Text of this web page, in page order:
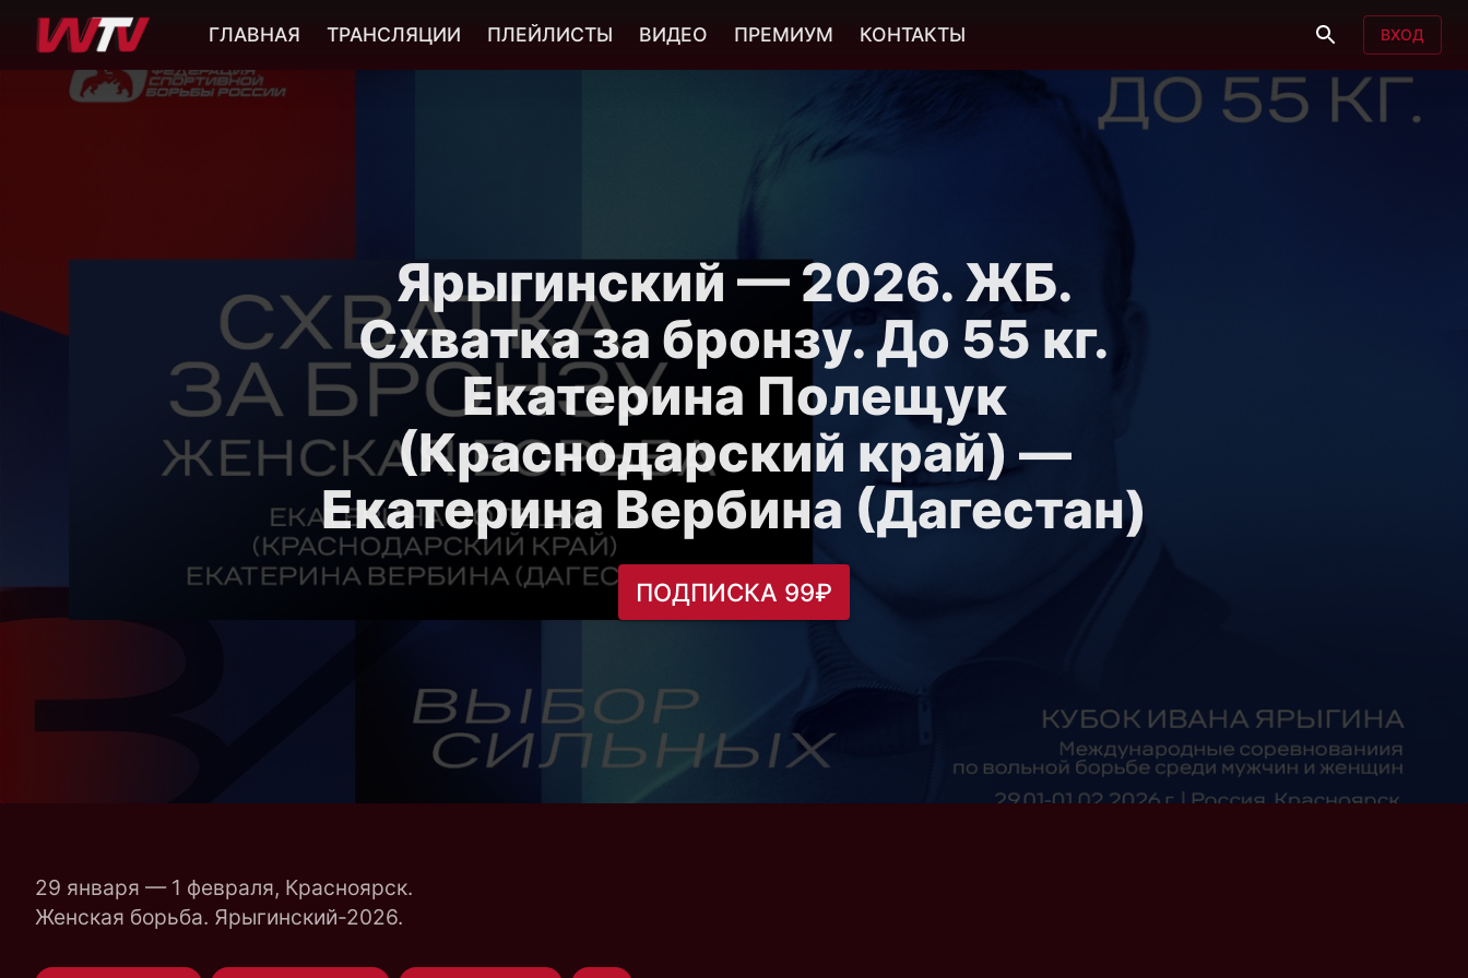
Ярыгинский — 2026. ЖБ.
Схватка за бронзу. До 55 кг.
Екатерина Полещук
(Краснодарский край) —
Екатерина Вербина (Дагестан)
ПОДПИСКА 99₽
29 января — 1 февраля, Красноярск.
Женская борьба. Ярыгинский-2026.
ГЛАВНАЯ ТРАНСЛЯЦИИ ПЛЕЙЛИСТЫ ВИДЕО ПРЕМИУМ КОНТАКТЫ ВХОД